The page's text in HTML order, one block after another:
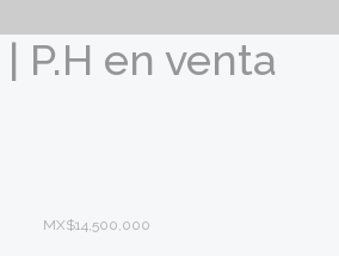
P.H en venta
MX$14,500,000